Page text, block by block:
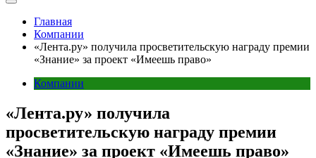
Главная
Компании
«Лента.ру» получила просветительскую награду премии
«Знание» за проект «Имеешь право»
Компании
«Лента.ру» получила
просветительскую награду премии
«Знание» за проект «Имеешь право»